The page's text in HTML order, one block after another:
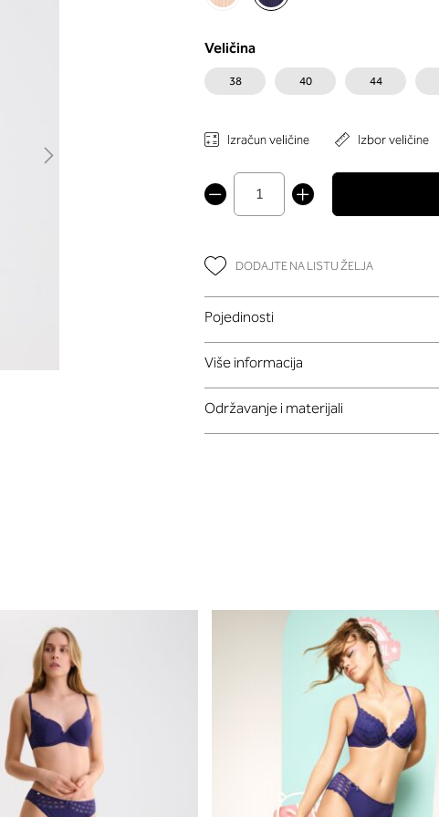
Veličina
38 40 44
Izračun veličine Izbor veličine
DODAJTE NA LISTU ŽELJA
Pojedinosti
Više informacija
Održavanje i materijali